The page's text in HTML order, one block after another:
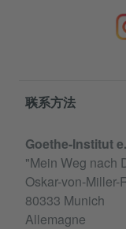
Service- und
联系方法
Goethe-Institut
"Mein Weg nach
Oskar-von-Miller-
80333 Munich
Allemagne